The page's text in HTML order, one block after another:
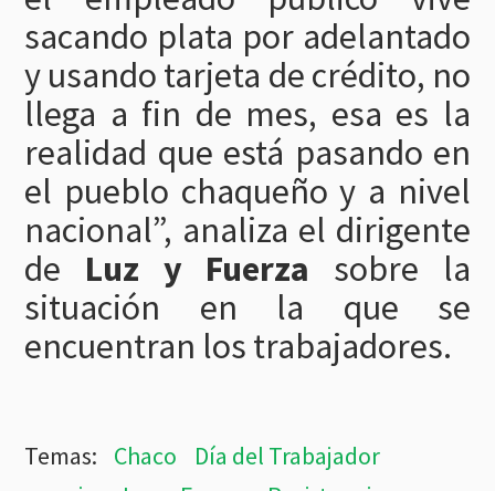
sacando plata por adelantado
y usando tarjeta de crédito, no
llega a fin de mes, esa es la
realidad que está pasando en
el pueblo chaqueño y a nivel
nacional”, analiza el dirigente
de Luz y Fuerza sobre la
situación en la que se
encuentran los trabajadores.
Chaco
Día del Trabajador